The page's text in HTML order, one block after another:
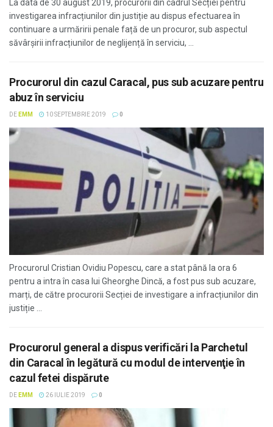
La data de 30 august 2019, procurorii din cadrul Secției pentru
investigarea infracțiunilor din justiție au dispus efectuarea în
continuare a urmăririi penale față de un procuror, sub aspectul
săvârșirii infracțiunilor de neglijență în serviciu, ...
Procurorul din cazul Caracal, pus sub acuzare pentru
abuz în serviciu
DE EMM 10 SEPTEMBRIE 2019 0
Procurorul Cristian Ovidiu Popescu, care a stat până la ora 6
pentru a intra în casa lui Gheorghe Dincă, a fost pus sub acuzare,
marți, de către procurorii Secției de investigare a infracțiunilor din
justiție ...
Procurorul general a dispus verificări la Parchetul
din Caracal în legătură cu modul de intervenţie în
cazul fetei dispărute
DE EMM 26 IULIE 2019 0